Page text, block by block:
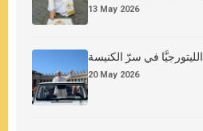
13 May 2026
الليتورجيَّا في سرّ الكنيسة
20 May 2026